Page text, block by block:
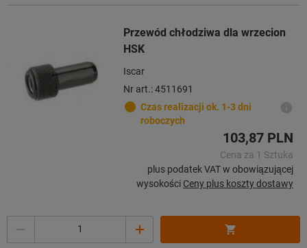
Przewód chłodziwa dla wrzecion
HSK
Iscar
Nr art.: 4511691
Czas realizacji ok. 1-3 dni
roboczych
103,87 PLN
Cena za 1 Sztuka
plus podatek VAT w obowiązującej
wysokości Ceny plus koszty dostawy